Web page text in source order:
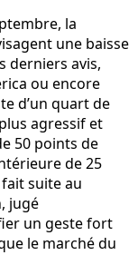
la
une baisse
derniers avis,
ou encore
d’un quart de
agressif et
50 points de
de 25
suite au
jugé
un geste fort
le marché du